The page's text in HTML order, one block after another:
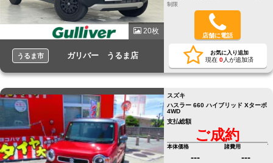
20枚
うるま市 ガリバー うるま店
制限
店舗に電話
お気に入り追加
現在 0人が追加済
スズキ
ハスラー 660 ハイブリッド Xターボ
4WD
支払総額
ご成約
本体価格
---
諸費用
---